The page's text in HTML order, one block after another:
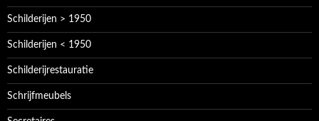
Schilderijen > 1950
Schilderijen < 1950
Schilderijrestauratie
Schrijfmeubels